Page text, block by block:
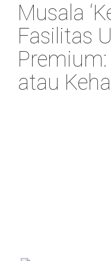
Musala
Fasilitas
atau